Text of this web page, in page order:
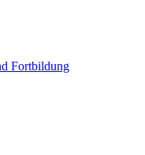
Fortbildung